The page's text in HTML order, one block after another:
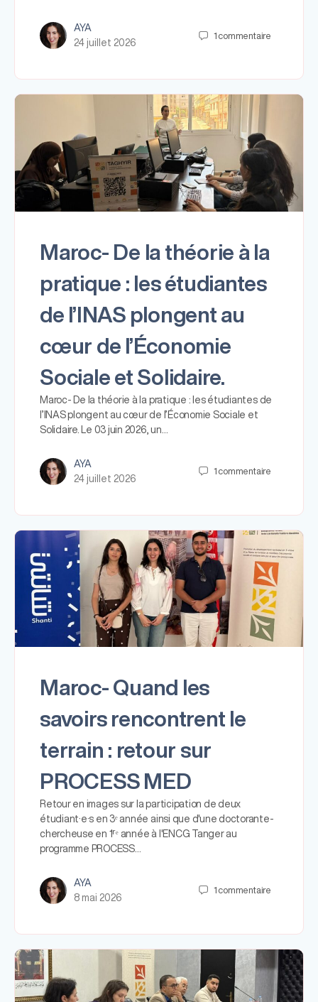
AYA
24 juillet 2026
1 commentaire
Maroc- De la théorie à la
pratique : les étudiantes
de l’INAS plongent au
cœur de l’Économie
Sociale et Solidaire.
Maroc- De la théorie à la pratique : les étudiantes de
l’INAS plongent au cœur de l’Économie Sociale et
Solidaire. Le 03 juin 2026, un…
AYA
24 juillet 2026
1 commentaire
Maroc- Quand les
savoirs rencontrent le
terrain : retour sur
PROCESS MED
Retour en images sur la participation de deux
étudiant·e·s en 3ᵉ année ainsi que d'une doctorante-
chercheuse en 1ʳᵉ année à l'ENCG Tanger au
programme PROCESS…
AYA
8 mai 2026
1 commentaire